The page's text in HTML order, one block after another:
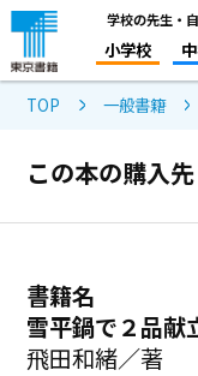
学校の先生・
小学校
TOP 一般書籍
この本の購入先
書籍名
雪平鍋で２品献
飛田和緒／著